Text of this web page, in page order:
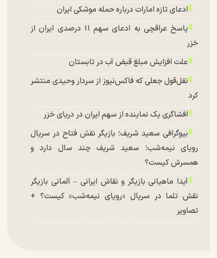
ادعای تازه امارات درباره حمله موشکی ایران
پاسخ عراقچی به ادعای سهم ۱۱ درصدی ایران از
خزر
علت افزایش مبلغ قبض آب در تابستان
نقل‌قول جعلی که فاکس‌نیوز از سردار وحیدی منتشر
کرد
افشاگری یک نماینده از سهم ایران در دریای خزر
بیوگرافی سعید شریف؛ بازیگر نقش فتاح در سریال
رویای نیمه‌شب؛ سعید شریف چند سال دارد و
همسرش کیست؟
آیدا ماهیانی بازیگر و نقاش ایرانی – آلمانی بازیگر
نقش تلما در سریال «رویای نیمه‌شب» کیست؟ +
تصاویر